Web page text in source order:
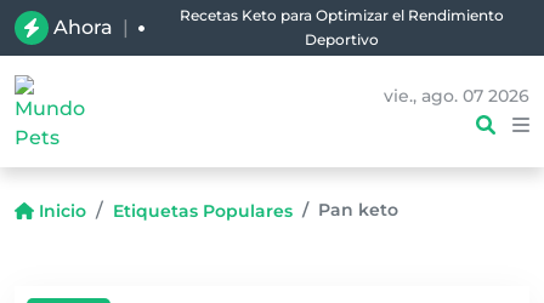
Ahora |
Recetas Keto para Optimizar el Rendimiento
Deportivo
vie., ago. 07 2026
Inicio Etiquetas Populares Pan keto